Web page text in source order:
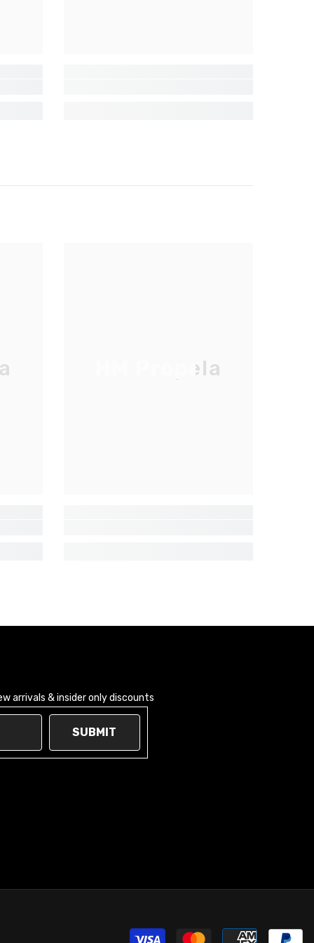
HM Propela
arrivals & insider only discounts
SUBMIT